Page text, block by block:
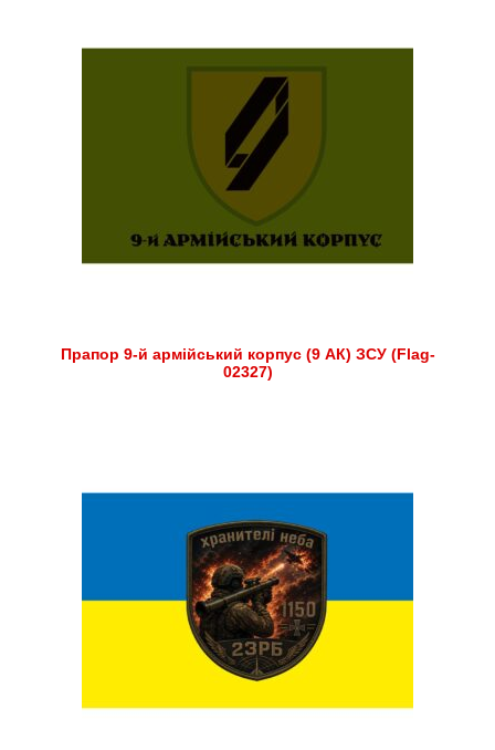
Прапор 9-й армійський корпус (9 АК) ЗСУ (Flag-
02327)